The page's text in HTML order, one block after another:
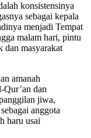
konsistensinya
sebagai kepala
menjadi Tempat
malam hari, pintu
dan masyarakat
amanah
dan
jiwa,
anggota
haru usai